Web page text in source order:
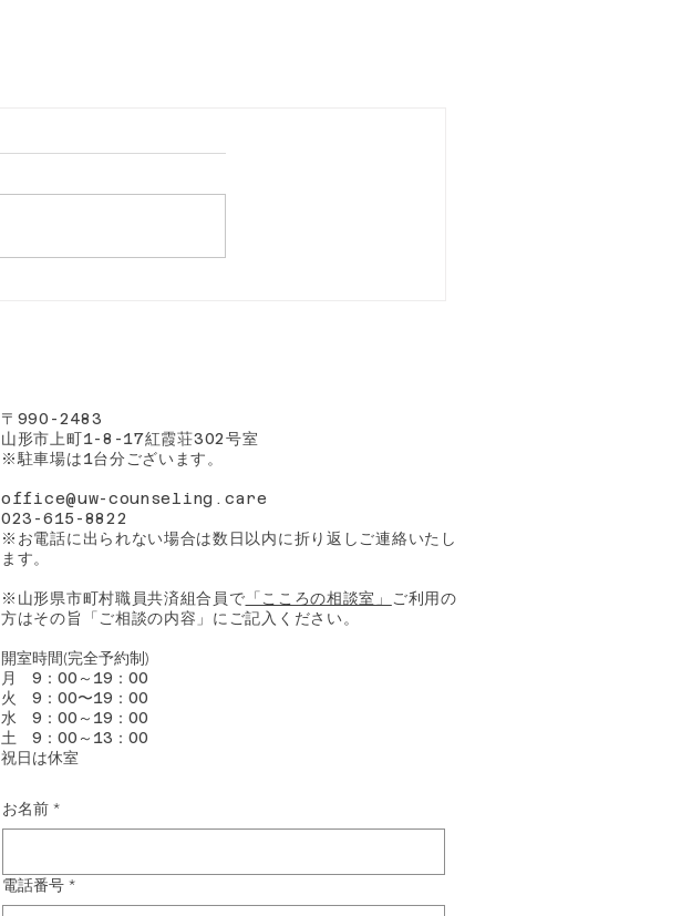
〒 990-2483
山形市上町1-8-17紅霞荘302号室
​※駐車場は1台分ございます。
office@uw-counseling.care
023-615-8822
※お電話に出られない場合は数日以内に折り返しご連絡いたし
ます。
​※山形県市町村職員共済組合員で 「こころの相談室」 ご利用の
方はその旨「ご相談の内容」にご記入ください。
開室時間(完全予約制)
月 9：00～19：00
​火 9：00〜19：00
水 9：00～19：00
土 9：00～13：00
​祝日は休室
お名前 *
電話番号 *